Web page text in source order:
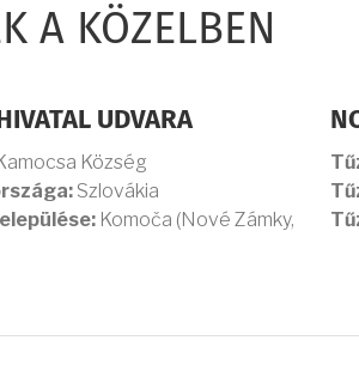
A KÖZELBEN
UDVARA
Község
Szlovákia
Komoča (Nové Zámky,